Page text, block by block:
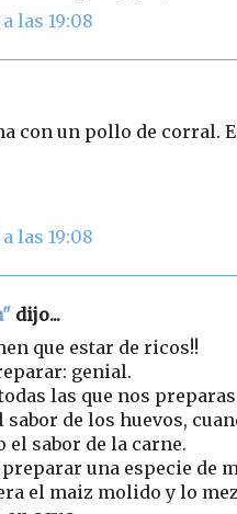
las 19:08
con un pollo de corral.
las 19:08
dijo...
que estar de ricos!!
genial.
las que nos
sabor de los huevos,
sabor de la carne.
una especie de
el maiz molido y lo